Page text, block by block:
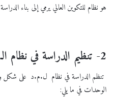
هو نظام للتكوين العالي يرمي إلى بناء
2- تنظيم الدراسة في نظام الـ ل.م.د:
تنظم الدراسة في نظام ل.م.د على شكل
الوحدات في ما يلي: